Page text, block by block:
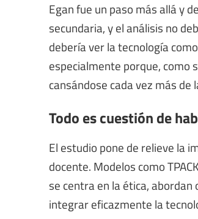
Egan fue un paso más allá y
secundaria, y el análisis no
debería ver la tecnología
especialmente porque, como
cansándose cada vez más
Todo es cuestión de
El estudio pone de relieve la
docente. Modelos como
se centra en la ética,
integrar eficazmente la